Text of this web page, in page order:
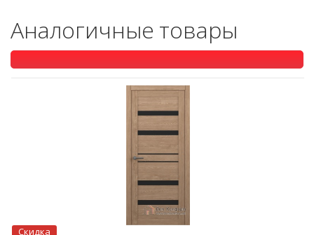
Аналогичные товары
Скидка